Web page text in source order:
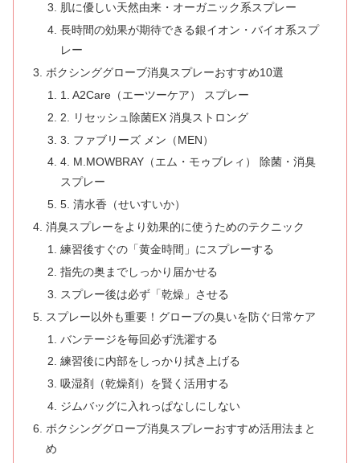
肌に優しい天然由来・オーガニック系スプレー
長時間の効果が期待できる銀イオン・バイオ系スプ
レー
ボクシンググローブ消臭スプレーおすすめ10選
1. A2Care（エーツーケア） スプレー
2. リセッシュ除菌EX 消臭ストロング
3. ファブリーズ メン（MEN）
4. M.MOWBRAY（エム・モゥブレィ） 除菌・消臭
スプレー
5. 清水香（せいすいか）
消臭スプレーをより効果的に使うためのテクニック
練習後すぐの「黄金時間」にスプレーする
指先の奥までしっかり届かせる
スプレー後は必ず「乾燥」させる
スプレー以外も重要！グローブの臭いを防ぐ日常ケア
バンテージを毎回必ず洗濯する
練習後に内部をしっかり拭き上げる
吸湿剤（乾燥剤）を賢く活用する
ジムバッグに入れっぱなしにしない
ボクシンググローブ消臭スプレーおすすめ活用法まと
め